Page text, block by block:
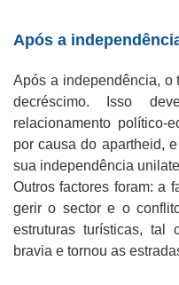
Após a
Após a independência, o
decréscimo. Isso
relacionamento político-
por causa do apartheid,
sua independência
Outros factores foram: a
gerir o sector e o
estruturas turísticas, tal
bravia e tornou as